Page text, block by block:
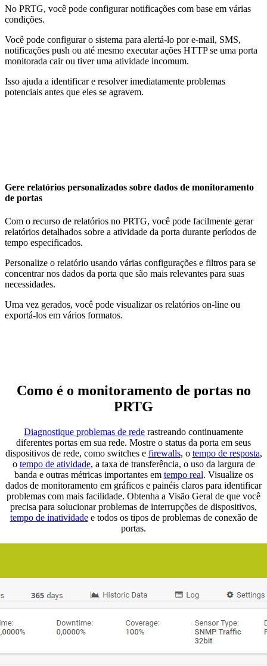
No PRTG, você pode configurar notificações com base em várias
condições.
Você pode configurar o sistema para alertá-lo por e-mail, SMS,
notificações push ou até mesmo executar ações HTTP se uma porta
monitorada cair ou tiver uma atividade incomum.
Isso ajuda a identificar e resolver imediatamente problemas
potenciais antes que eles se agravem.
Gere relatórios personalizados sobre dados de monitoramento
de portas
Com o recurso de relatórios no PRTG, você pode facilmente gerar
relatórios detalhados sobre a atividade da porta durante períodos de
tempo especificados.
Personalize o relatório usando várias configurações e filtros para se
concentrar nos dados da porta que são mais relevantes para suas
necessidades.
Uma vez gerados, você pode visualizar os relatórios on-line ou
exportá-los em vários formatos.
Como é o monitoramento de portas no
PRTG
Diagnostique problemas de rede rastreando continuamente
diferentes portas em sua rede. Mostre o status da porta em seus
dispositivos de rede, como switches e firewalls, o tempo de resposta,
o tempo de atividade, a taxa de transferência, o uso da largura de
banda e outras métricas importantes em tempo real. Visualize os
dados de monitoramento em gráficos e painéis claros para identificar
problemas com mais facilidade. Obtenha a Visão Geral de que você
precisa para solucionar problemas de interrupções de dispositivos,
tempo de inatividadee todos os tipos de problemas de conexão de
portas.